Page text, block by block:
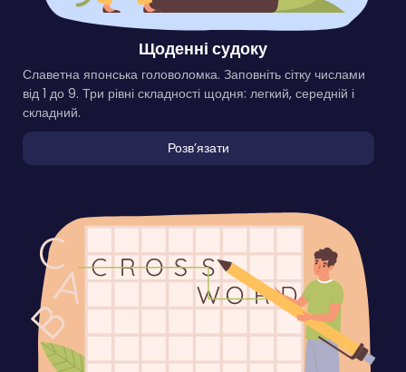
Щоденні судоку
Славетна японська головоломка. Заповніть сітку числами
від 1 до 9. Три рівні складності щодня: легкий, середній і
складний.
Розвʼязати